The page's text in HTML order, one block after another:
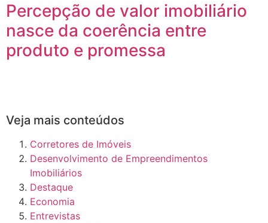
Percepção de valor imobiliário
nasce da coerência entre
produto e promessa
Veja mais conteúdos
Corretores de Imóveis
Desenvolvimento de Empreendimentos
Imobiliários
Destaque
Economia
Entrevistas